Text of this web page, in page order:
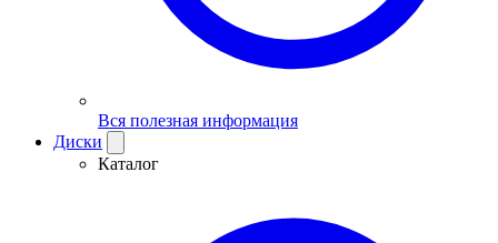
Вся полезная информация
Диски
Каталог